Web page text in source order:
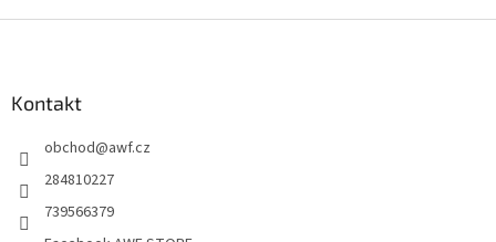
Kontakt
obchod@awf.cz
284810227
739566379